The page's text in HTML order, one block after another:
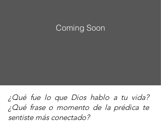
Coming Soon
¿Qué fue lo que Dios hablo a tu vida?
¿Qué frase o momento de la prédica te
sentiste más conectado?